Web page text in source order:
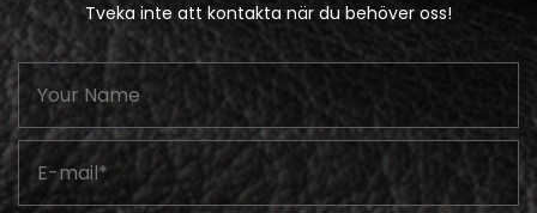
Tveka inte att kontakta när du behöver oss!